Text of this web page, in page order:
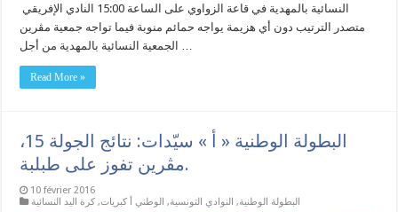
النسائية بالمهدية في قاعة الزواوي على الساعة 15:00 النادي الإفريقي
متصدر الترتيب دون أي هزيمة يواجه حمائم منوبة فيما تواجه جمعية مڨرين
Read More »
البطولة الوطنية « أ » سيّدات: نتائج الجولة 15،
مڨرين تفوز على طبلبة.
10 février 2016
البطولة الوطنية, النوادي التونسية, الوطني أ كبريات, كرة اليد النسائية